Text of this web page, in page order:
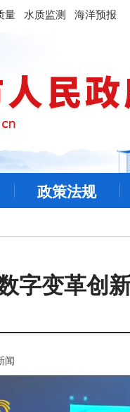
量 水质监测 海洋预报
政策法规
字变革创
闻